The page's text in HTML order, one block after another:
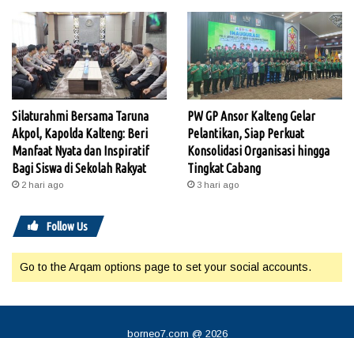
Silaturahmi Bersama Taruna
Akpol, Kapolda Kalteng: Beri
Manfaat Nyata dan Inspiratif
Bagi Siswa di Sekolah Rakyat
2 hari ago
PW GP Ansor Kalteng Gelar
Pelantikan, Siap Perkuat
Konsolidasi Organisasi hingga
Tingkat Cabang
3 hari ago
Follow Us
Go to the Arqam options page to set your social accounts.
borneo7.com @ 2026